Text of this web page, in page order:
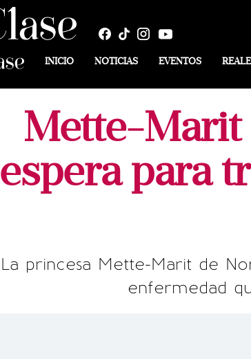
INICIO NOTICIAS EVENTOS
Mette-Marit
espera para
La princesa Mette-Marit de
enfermedad